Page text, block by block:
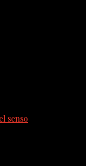
senso